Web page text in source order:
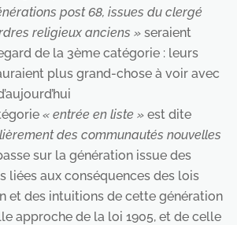
post 68, issues du clergé
religieux anciens »seraient
de la 3ème catégorie : leurs
plus grand-chose à voir avec
« entrée en liste »est dite
des communautés nouvelles
sur la génération issue des
liées aux conséquences des lois
et des intuitions de cette génération
approche de la loi 1905, et de celle